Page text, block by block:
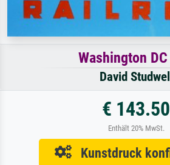
Washington
David Studwell
€ 143.50
Enthält 20% MwSt.
Kunstdruck